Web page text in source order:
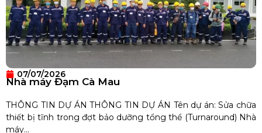
07/07/2026
Nhà máy Đạm Cà Mau
THÔNG TIN DỰ ÁN THÔNG TIN DỰ ÁN Tên dự án: Sửa chữa
thiết bị tĩnh trong đợt bảo dưỡng tổng thể (Turnaround) Nhà
máy...